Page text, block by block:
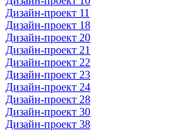
Дизайн-проект 11
Дизайн-проект 18
Дизайн-проект 20
Дизайн-проект 21
Дизайн-проект 22
Дизайн-проект 23
Дизайн-проект 24
Дизайн-проект 28
Дизайн-проект 30
Дизайн-проект 38